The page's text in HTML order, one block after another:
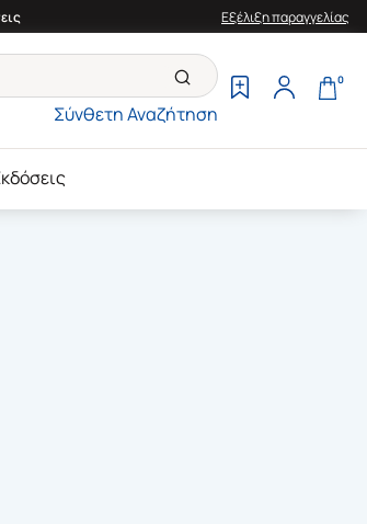
Εξέλιξη παραγγελίας
Σύνθετη Αναζήτηση
0